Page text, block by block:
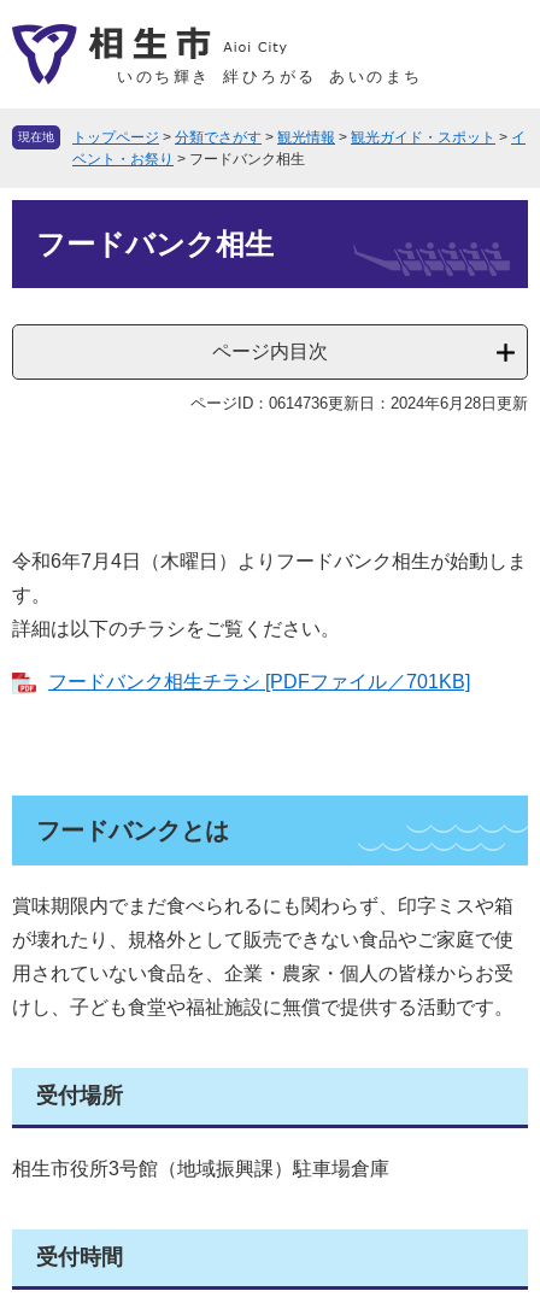
ー
先
ニ
を
へ
いのち輝き 絆ひろがる あいのまち
現在地 トップページ > 分類でさがす > 観光情報 > 観光ガイド・スポット > イ
ベント・お祭り > フードバンク相生
フードバンク相生
ページ内目次
ページID：0614736更新日：2024年6月28日更新
令和6年7月4日（木曜日）よりフードバンク相生が始動しま
す。
詳細は以下のチラシをご覧ください。
フードバンク相生チラシ [PDFファイル／701KB]
フードバンクとは
賞味期限内でまだ食べられるにも関わらず、印字ミスや箱
が壊れたり、規格外として販売できない食品やご家庭で使
用されていない食品を、企業・農家・個人の皆様からお受
けし、子ども食堂や福祉施設に無償で提供する活動です。
受付場所
相生市役所3号館（地域振興課）駐車場倉庫
受付時間